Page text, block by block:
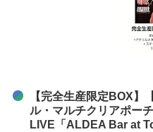
【完全生産限定BOX】
ル・マルチクリアポー
LIVE「ALDEA Bar at